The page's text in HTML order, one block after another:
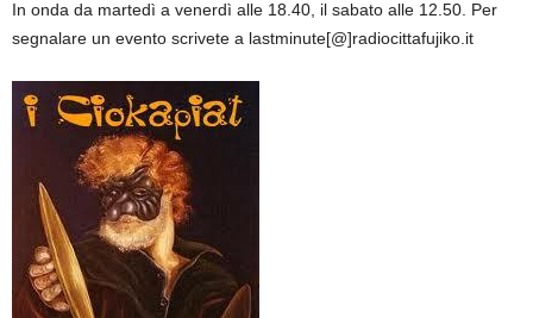
In onda da martedì a venerdì alle 18.40, il sabato alle 12.50. Per
segnalare un evento scrivete a lastminute[@]radiocittafujiko.it